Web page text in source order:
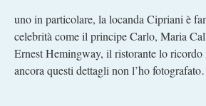
uno in particolare, la locanda Cipriani è
celebrità come il principe Carlo, Maria
Ernest Hemingway, il ristorante lo ricordo
ancora questi dettagli non l’ho